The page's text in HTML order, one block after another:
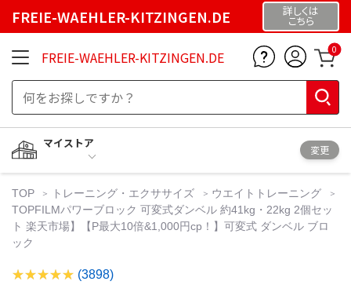
FREIE-WAEHLER-KITZINGEN.DE 詳しくは
こちら
FREIE-WAEHLER-KITZINGEN.DE 0
マイストア
変更
TOP トレーニング・エクササイズ
ウエイトトレーニング
TOPFILMパワーブロック 可変式ダンベル 約41kg・22kg 2個セッ
ト 楽天市場】【P最大10倍&1,000円cp！】可変式 ダンベル ブロ
ック
(3898)